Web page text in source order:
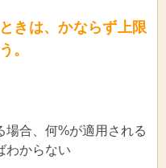
きは、かならず上限
。
場合、何%が適用される
わからない